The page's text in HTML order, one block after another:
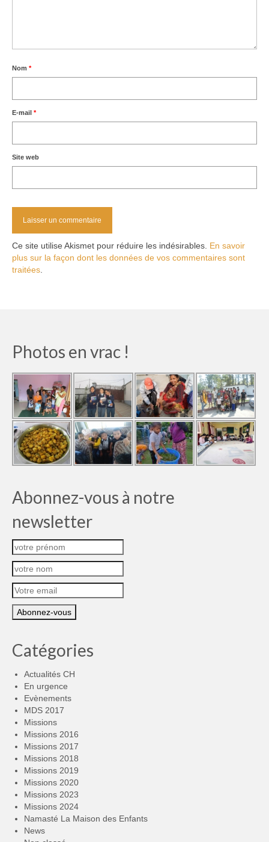
Nom *
E-mail *
Site web
Ce site utilise Akismet pour réduire les indésirables. En savoir
plus sur la façon dont les données de vos commentaires sont
traitées
Photos en vrac !
Abonnez-vous à notre
newsletter
Catégories
Actualités CH
En urgence
Evènements
MDS 2017
Missions
Missions 2016
Missions 2017
Missions 2018
Missions 2019
Missions 2020
Missions 2023
Missions 2024
Namasté La Maison des Enfants
News